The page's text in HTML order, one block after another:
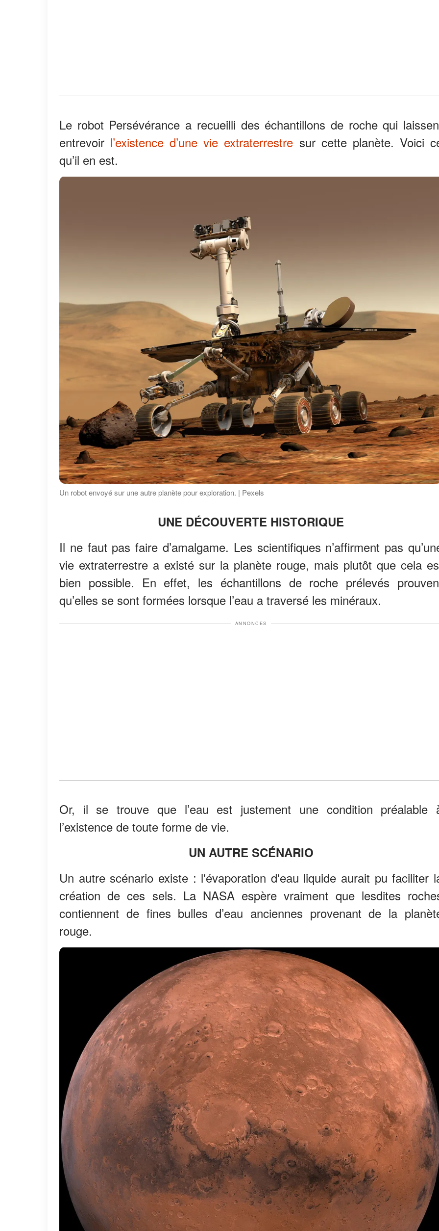
Le robot Persévérance a recueilli des échantillons de roche qui
entrevoir l’existence d’une vie extraterrestre sur cette planète. Voici
qu’il en est.
Un robot envoyé sur une autre planète pour exploration. | Pexels
UNE DÉCOUVERTE HISTORIQUE
Il ne faut pas faire d’amalgame. Les scientifiques n’affirment pas
vie extraterrestre a existé sur la planète rouge, mais plutôt que cela
bien possible. En effet, les échantillons de roche prélevés
qu’elles se sont formées lorsque l’eau a traversé les minéraux.
ANNONCES
Or, il se trouve que l’eau est justement une condition préalable
l’existence de toute forme de vie.
UN AUTRE SCÉNARIO
Un autre scénario existe : l'évaporation d'eau liquide aurait pu faciliter
création de ces sels. La NASA espère vraiment que lesdites
contiennent de fines bulles d’eau anciennes provenant de la
rouge.